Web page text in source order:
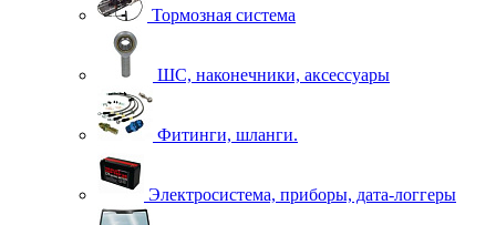
Тормозная система
ШС, наконечники, аксессуары
Фитинги, шланги.
Электросистема, приборы, дата-логгеры